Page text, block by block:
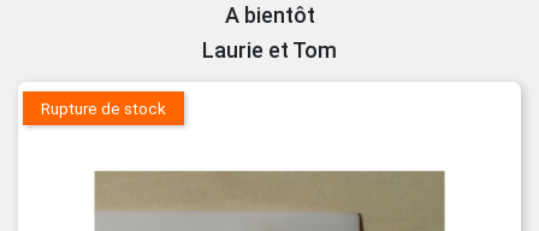
A bientôt
Laurie et Tom
Rupture de stock